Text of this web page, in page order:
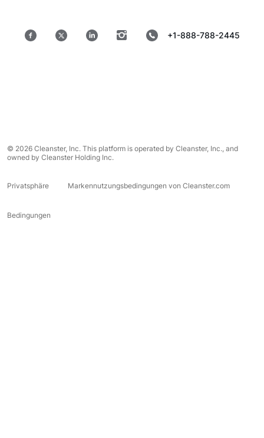
+1-888-788-2445
© 2026 Cleanster, Inc. This platform is operated by Cleanster, Inc., and
owned by Cleanster Holding Inc.
Privatsphäre Markennutzungsbedingungen von Cleanster.com
Bedingungen